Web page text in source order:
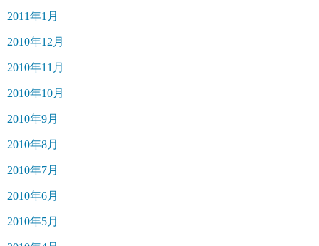
2011年1月
2010年12月
2010年11月
2010年10月
2010年9月
2010年8月
2010年7月
2010年6月
2010年5月